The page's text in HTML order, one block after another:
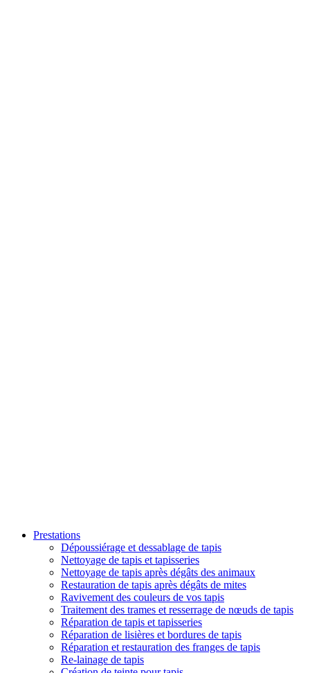
Prestations
Dépoussiérage et dessablage de tapis
Nettoyage de tapis et tapisseries
Nettoyage de tapis après dégâts des animaux
Restauration de tapis après dégâts de mites
Ravivement des couleurs de vos tapis
Traitement des trames et resserrage de nœuds de tapis
Réparation de tapis et tapisseries
Réparation de lisières et bordures de tapis
Réparation et restauration des franges de tapis
Re-lainage de tapis